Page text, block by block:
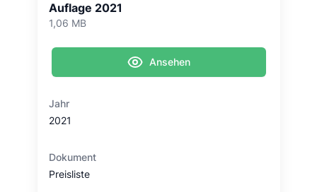
Auflage 2021
1,06 MB
Ansehen
Jahr
2021
Dokument
Preisliste